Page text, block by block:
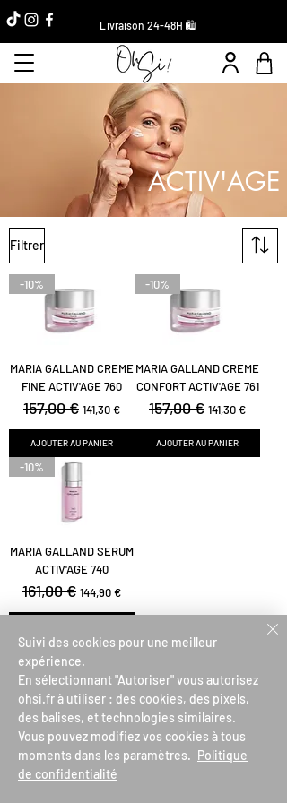
Livraison 24-48H 🛍️
ACTIV'AGE
Filtrer
-10%
MARIA GALLAND CREME
FINE ACTIV'AGE 760
Prix original
157,00 € Prix promotionnel
141,30 €
AJOUTER AU PANIER
-10%
MARIA GALLAND CREME
CONFORT ACTIV'AGE 761
Prix original
157,00 € Prix
141,30 €
AJOUTER AU PANIER
-10%
MARIA GALLAND SERUM
ACTIV'AGE 740
Prix original
161,00 € Prix promotionnel
144,90 €
Êtes-vous inscrit ?
Recevez nos actualités & bons plans
Entrez votre mail ici
Suivi des cookies pour une meilleur
expérience.
En sélectionnant "Autoriser" vous autorisez
ohsi.fr à utiliser : des cookies, des pixels,
des balises, et technologies similaires.
Vous pouvez modifiez vos cookies à tous
moments dans les paramètres. Politique
de confidentialité